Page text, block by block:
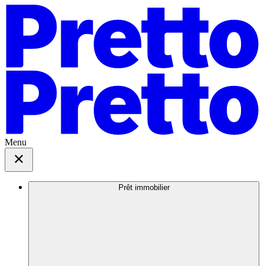
Menu
Prêt immobilier